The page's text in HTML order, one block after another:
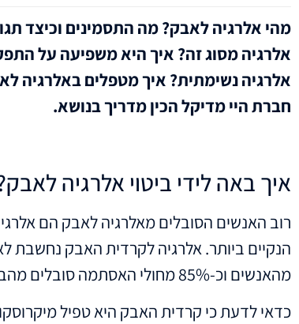
מהי אלרגיה לאבק? מה התסמינים וכיצד
אלרגיה מסוג זה? איך היא משפיעה על
אלרגיה נשימתית? איך מטפלים באלרגיה
חברת היי מדיקל הכין מדריך בנושא.
איך באה לידי ביטוי אלרגיה
רוב האנשים הסובלים מאלרגיה לאבק הם
מהאנשים וכ-85% מחולי האסתמה סובלים מהבעיה.
כדאי לדעת כי קרדית האבק היא טפיל